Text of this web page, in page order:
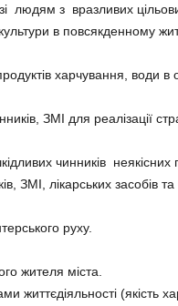
людям з вразливих
в повсякденному
харчування, води в
ЗМІ для реалізації
чинників неякісних
ЗМІ, лікарських засобів та
руху.
жителя міста.
життєдіяльності (якість